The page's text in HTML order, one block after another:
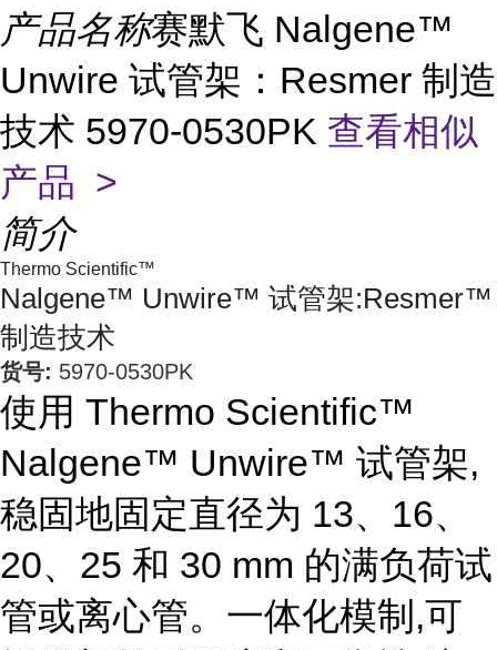
产品名称赛默飞 Nalgene™
Unwire 试管架：Resmer 制造
技术 5970-0530PK 查看相似
产品 >
简介
Thermo Scientific™
Nalgene™ Unwire™ 试管架:Resmer™
制造技术
货号: 5970-0530PK
使用 Thermo Scientific™
Nalgene™ Unwire™ 试管架,
稳固地固定直径为 13、16、
20、25 和 30 mm 的满负荷试
管或离心管。一体化模制,可